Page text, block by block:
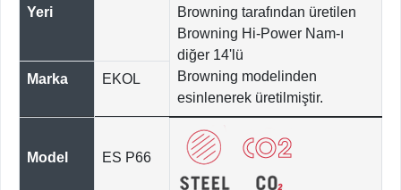
Yeri
Browning tarafından üretilen
Browning Hi-Power Nam-ı
diğer 14'lü
Browning modelinden
esinlenerek üretilmiştir.
Marka EKOL
Model ES P66